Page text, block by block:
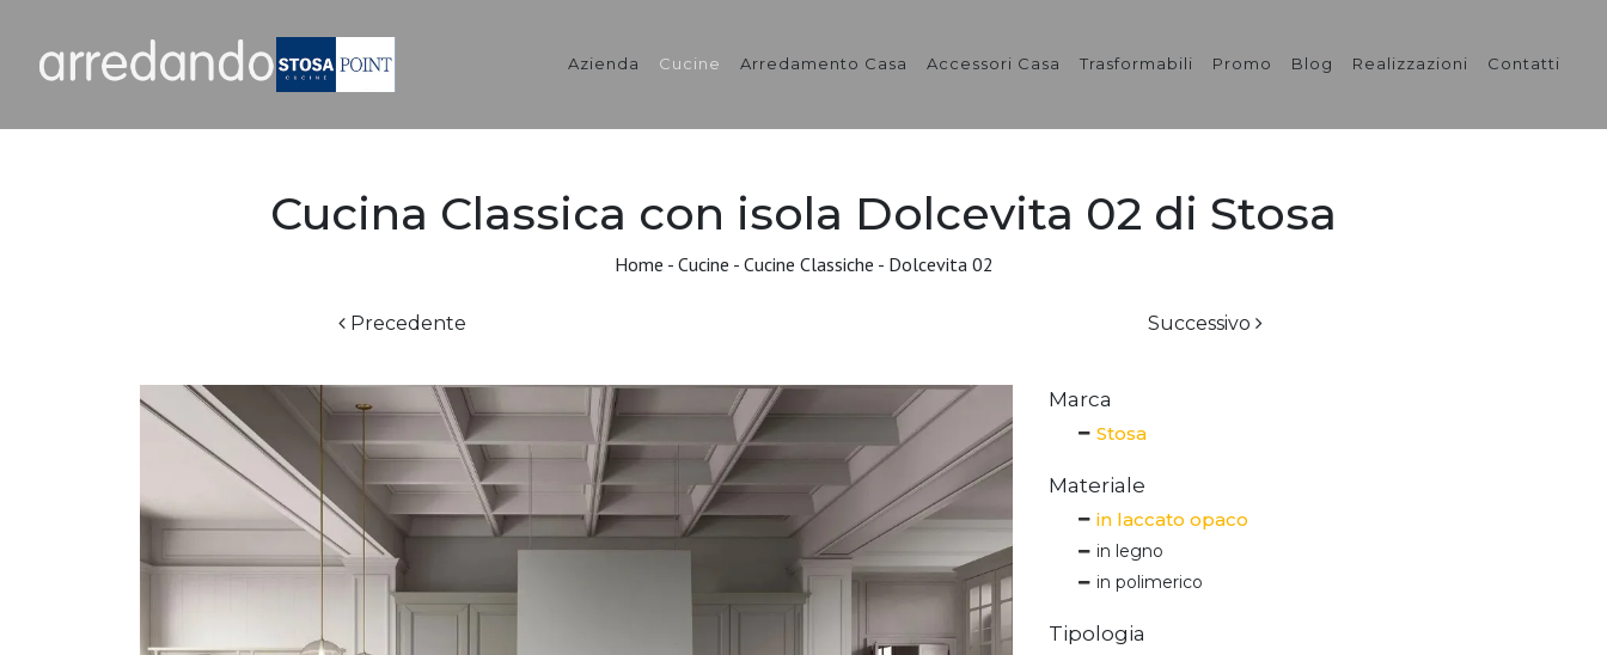
Azienda Cucine Arredamento Casa Accessori Casa Trasformabili Promo Blog Realizzazioni Contatti
Cucina Classica con isola Dolcevita 02 di Stosa
Home - Cucine - Cucine Classiche - Dolcevita 02
Precedente Successivo
Marca
Stosa
Materiale
in laccato opaco
in legno
in polimerico
Tipologia